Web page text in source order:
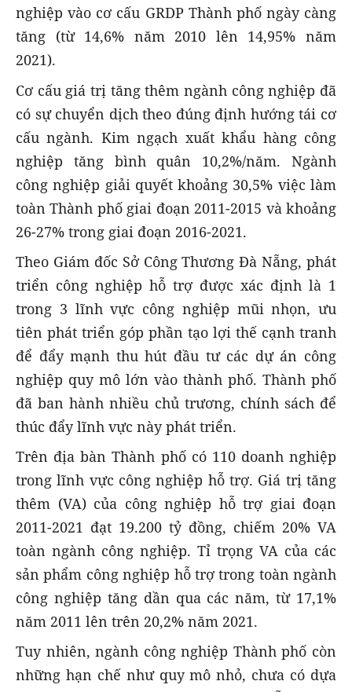
nghiệp vào cơ cấu GRDP Thành phố ngày càng
tăng (từ 14,6% năm 2010 lên 14,95% năm
2021).
Cơ cấu giá trị tăng thêm ngành công nghiệp đã
có sự chuyển dịch theo đúng định hướng tái cơ
cấu ngành. Kim ngạch xuất khẩu hàng công
nghiệp tăng bình quân 10,2%/năm. Ngành
công nghiệp giải quyết khoảng 30,5% việc làm
toàn Thành phố giai đoạn 2011-2015 và khoảng
26-27% trong giai đoạn 2016-2021.
Theo Giám đốc Sở Công Thương Đà Nẵng, phát
triển công nghiệp hỗ trợ được xác định là 1
trong 3 lĩnh vực công nghiệp mũi nhọn, ưu
tiên phát triển góp phần tạo lợi thế cạnh tranh
để đẩy mạnh thu hút đầu tư các dự án công
nghiệp quy mô lớn vào thành phố. Thành phố
đã ban hành nhiều chủ trương, chính sách để
thúc đẩy lĩnh vực này phát triển.
Trên địa bàn Thành phố có 110 doanh nghiệp
trong lĩnh vực công nghiệp hỗ trợ. Giá trị tăng
thêm (VA) của công nghiệp hỗ trợ giai đoạn
2011-2021 đạt 19.200 tỷ đồng, chiếm 20% VA
toàn ngành công nghiệp. Tỉ trọng VA của các
sản phẩm công nghiệp hỗ trợ trong toàn ngành
công nghiệp tăng dần qua các năm, từ 17,1%
năm 2011 lên trên 20,2% năm 2021.
Tuy nhiên, ngành công nghiệp Thành phố còn
những hạn chế như quy mô nhỏ, chưa có dựa